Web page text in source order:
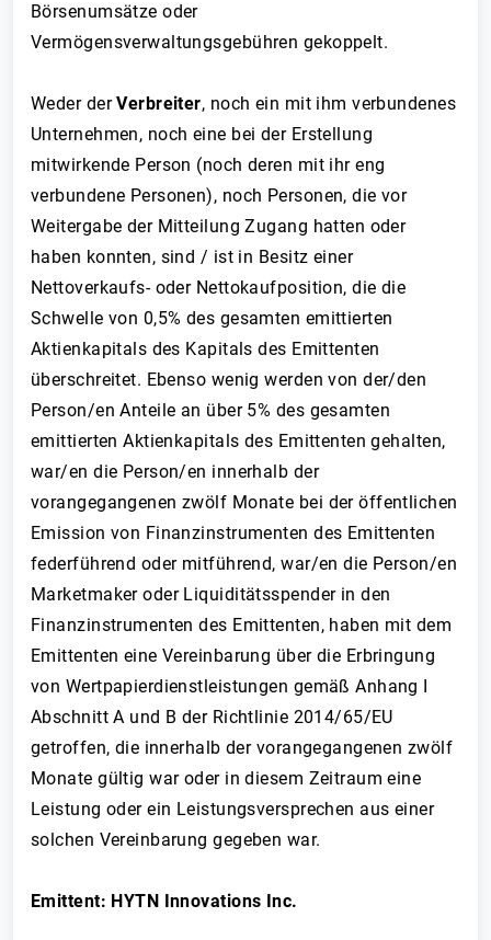
Börsenumsätze oder
Vermögensverwaltungsgebühren gekoppelt.
Weder derVerbreiter, noch ein mit ihm verbundenes
Unternehmen, noch eine bei der Erstellung
mitwirkende Person (noch deren mit ihr eng
verbundene Personen), noch Personen, die vor
Weitergabe der Mitteilung Zugang hatten oder
haben konnten, sind / ist in Besitz einer
Nettoverkaufs- oder Nettokaufposition, die die
Schwelle von 0,5% des gesamten emittierten
Aktienkapitals des Kapitals des Emittenten
überschreitet. Ebenso wenig werden von der/den
Person/en Anteile an über 5% des gesamten
emittierten Aktienkapitals des Emittenten gehalten,
war/en die Person/en innerhalb der
vorangegangenen zwölf Monate bei der öffentlichen
Emission von Finanzinstrumenten des Emittenten
federführend oder mitführend, war/en die Person/en
Marketmaker oder Liquiditätsspender in den
Finanzinstrumenten des Emittenten, haben mit dem
Emittenten eine Vereinbarung über die Erbringung
von Wertpapierdienstleistungen gemäß Anhang I
Abschnitt A und B der Richtlinie 2014/65/EU
getroffen, die innerhalb der vorangegangenen zwölf
Monate gültig war oder in diesem Zeitraum eine
Leistung oder ein Leistungsversprechen aus einer
solchen Vereinbarung gegeben war.
Emittent: HYTN Innovations Inc.